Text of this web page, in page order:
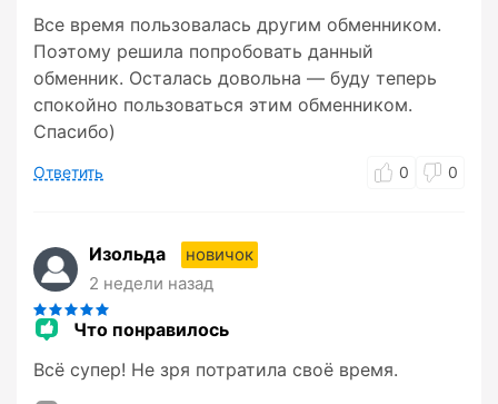
Все время пользовалась другим обменником.
Поэтому решила попробовать данный
обменник. Осталась довольна — буду теперь
спокойно пользоваться этим обменником.
Спасибо)
Ответить 0 0
Изольда
новичок
2 недели назад
Что понравилось
Всё супер! Не зря потратила своё время.